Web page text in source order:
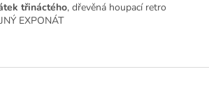
třináctého, dřevěná houpací retro
EXPONÁT